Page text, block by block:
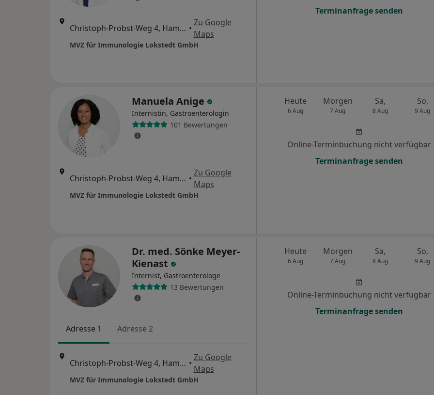
Christoph-Probst-Weg 4, Hamburg •
Zu Google
Maps
MVZ für Immunologie Lokstedt GmbH
Terminanfrage senden
Manuela Anige
Internistin, Gastroenterologin
101 Bewertungen
Christoph-Probst-Weg 4, Hamburg •
Zu Google
Maps
MVZ für Immunologie Lokstedt GmbH
Heute
6 Aug
Morgen
7 Aug
Sa,
8 Aug
So,
9 Aug
Online-Terminbuchung nicht verfügbar
Terminanfrage senden
Dr. med. Sönke Meyer-
Kienast
Internist, Gastroenterologe
13 Bewertungen
Adresse 1 Adresse 2
Christoph-Probst-Weg 4, Hamburg •
Zu Google
Maps
MVZ für Immunologie Lokstedt GmbH
Heute
6 Aug
Morgen
7 Aug
Sa,
8 Aug
So,
9 Aug
Online-Terminbuchung nicht verfügbar
Terminanfrage senden